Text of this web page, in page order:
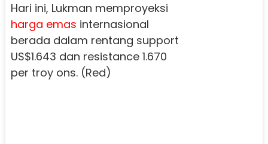
Hari ini, Lukman memproyeksi
harga emas internasional
berada dalam rentang support
US$1.643 dan resistance 1.670
per troy ons. (Red)